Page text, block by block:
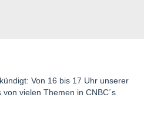
Von 16 bis 17 Uhr unserer
vielen Themen in CNBC´s